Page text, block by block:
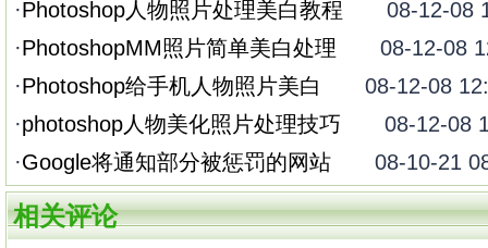
·Photoshop人物照片处理美白教程 08-12-08
·PhotoshopMM照片简单美白处理 08-12-08
·Photoshop给手机人物照片美白
08-12-08
·photoshop人物美化照片处理技巧 08-12-08
·Google将通知部分被惩罚的网站 08-10-21
相关评论